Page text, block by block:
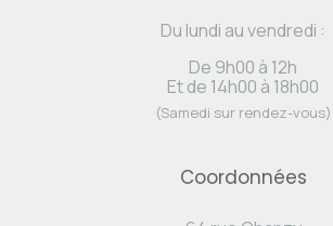
Du lundi au vendredi :
De 9h00 à 12h
Et de 14h00 à 18h00
(Samedi sur rendez-vous)
Coordonnées